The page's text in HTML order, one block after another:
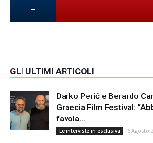
-
GLI ULTIMI ARTICOLI
Darko Perić e Berardo
Graecia Film Festival:
favola...
Le interviste in esclusiva 6 Agosto